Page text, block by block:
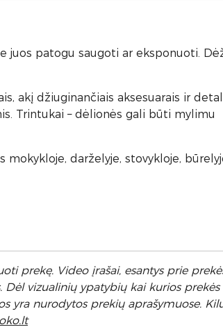
juos patogu saugoti ar eksponuoti.
akį džiuginančiais aksesuarais ir
Trintukai – dėlionės gali būti mylimu
darželyje, stovykloje,
prekę. Video įrašai, esantys prie
vizualinių ypatybių kai kurios prekės
yra nurodytos prekių aprašymuose.